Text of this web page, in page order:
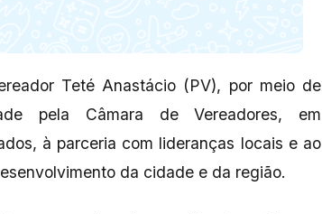
Teté Anastácio (PV), por meio de
pela Câmara de Vereadores, em
à parceria com lideranças locais e ao
da cidade e da região.